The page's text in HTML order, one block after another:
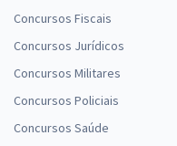
Concursos Fiscais
Concursos Jurídicos
Concursos Militares
Concursos Policiais
Concursos Saúde